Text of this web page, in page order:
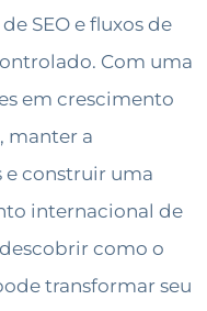
SEO e fluxos de
Com uma
em crescimento
manter a
e construir uma
internacional de
como o
transformar seu